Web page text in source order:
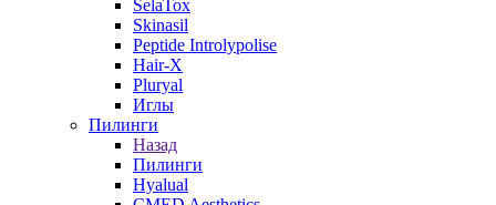
SelaTox
Skinasil
Peptide Introlypolise
Hair-X
Pluryal
Иглы
Пилинги
Назад
Пилинги
Hyalual